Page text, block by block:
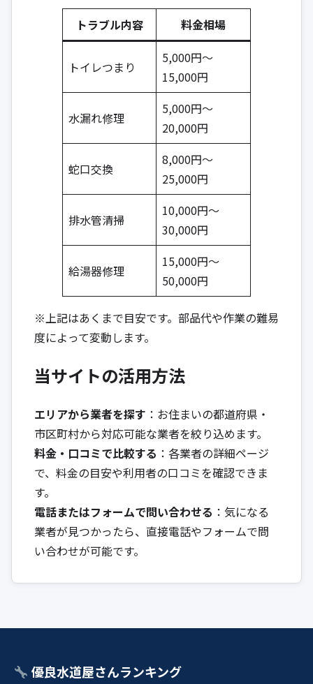
トラブル内容 料金相場
トイレつまり
5,000円〜
15,000円
水漏れ修理
5,000円〜
20,000円
蛇口交換
8,000円〜
25,000円
排水管清掃
10,000円〜
30,000円
給湯器修理
15,000円〜
50,000円
※上記はあくまで目安です。部品代や作業の難易
度によって変動します。
当サイトの活用方法
エリアから業者を探す ：お住まいの都道府県・
市区町村から対応可能な業者を絞り込めます。
料金・口コミで比較する ：各業者の詳細ページ
で、料金の目安や利用者の口コミを確認できま
す。
電話またはフォームで問い合わせる ：気になる
業者が見つかったら、直接電話やフォームで問
い合わせが可能です。
優良水道屋さんランキング